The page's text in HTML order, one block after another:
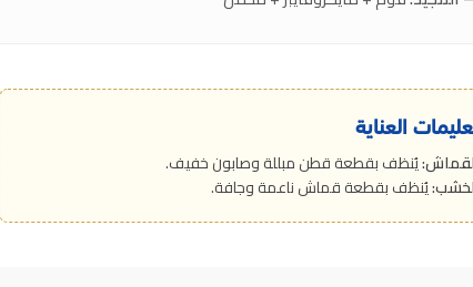
العناية
يُنظف بقطعة قطن مبللة وصابون خفيف.
يُنظف بقطعة قماش ناعمة وجافة.